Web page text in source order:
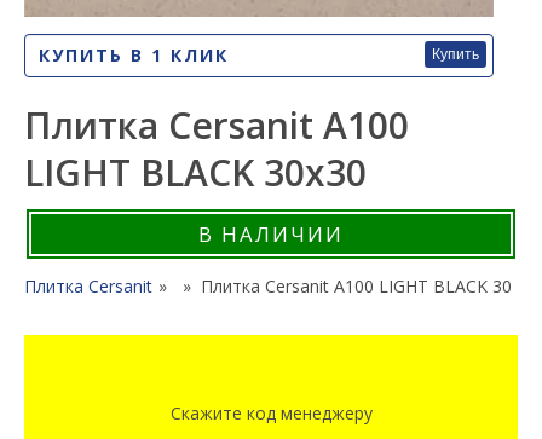
КУПИТЬ В 1 КЛИК Купить
Плитка Cersanit A100
LIGHT BLACK 30x30
В НАЛИЧИИ
Плитка Cersanit Плитка Cersanit A100 LIGHT BLACK 30x30
Скажите код менеджеру